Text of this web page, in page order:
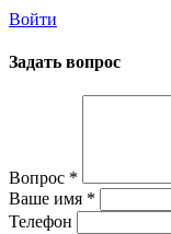
Войти
Задать вопрос
Вопрос *
Ваше имя *
Телефон